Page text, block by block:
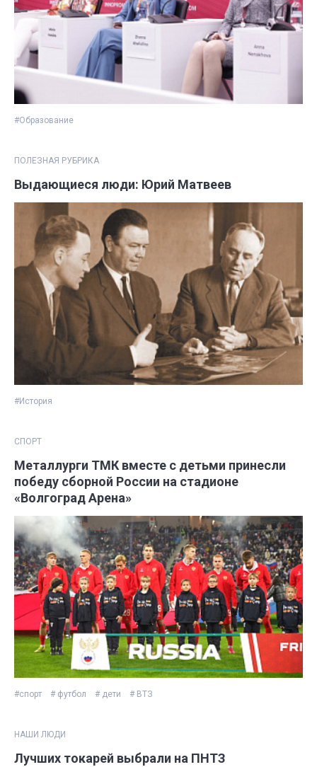
#Образование
ПОЛЕЗНАЯ РУБРИКА
Выдающиеся люди: Юрий Матвеев
#История
СПОРТ
Металлурги ТМК вместе с детьми принесли
победу сборной России на стадионе
«Волгоград Арена»
#спорт # футбол # дети # ВТЗ
НАШИ ЛЮДИ
Лучших токарей выбрали на ПНТЗ